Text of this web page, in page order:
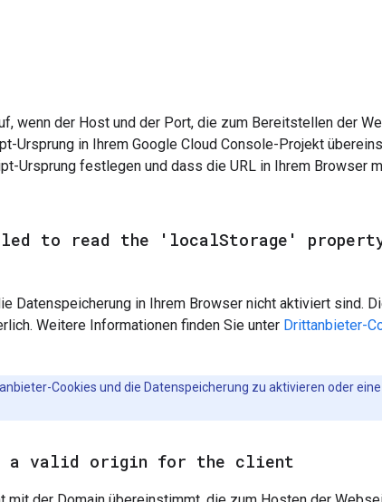
wenn der Host und der Port, die zum Bereitstellen der
Ursprung in Ihrem Google Cloud Console-Projekt
Ursprung festlegen und dass die URL in Ihrem Browser
to read the 'localStorage'
Datenspeicherung in Ihrem Browser nicht aktiviert sind.
Weitere Informationen finden Sie unter Drittanbieter-
Cookies und die Datenspeicherung zu aktivieren oder
a valid origin for the client